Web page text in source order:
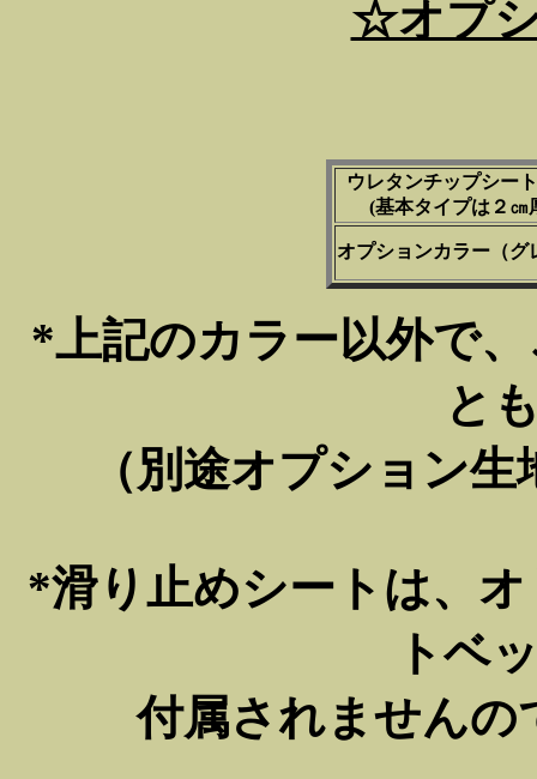
☆オプ
ウレタンチップシー
(基本タイプは２㎝
オプションカラー（グ
*上記のカラー以外で
と
（別途オプション
*滑り止めシートは、
トベ
付属されませんの